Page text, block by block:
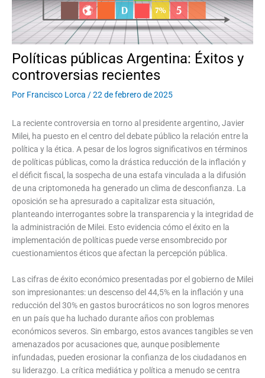
Políticas públicas Argentina: Éxitos y
controversias recientes
Por Francisco Lorca /22 de febrero de 2025
La reciente controversia en torno al presidente argentino, Javier
Milei, ha puesto en el centro del debate público la relación entre la
política y la ética. A pesar de los logros significativos en términos
de políticas públicas, como la drástica reducción de la inflación y
el déficit fiscal, la sospecha de una estafa vinculada a la difusión
de una criptomoneda ha generado un clima de desconfianza. La
oposición se ha apresurado a capitalizar esta situación,
planteando interrogantes sobre la transparencia y la integridad de
la administración de Milei. Esto evidencia cómo el éxito en la
implementación de políticas puede verse ensombrecido por
cuestionamientos éticos que afectan la percepción pública.
Las cifras de éxito económico presentadas por el gobierno de Milei
son impresionantes: un descenso del 44,5% en la inflación y una
reducción del 30% en gastos burocráticos no son logros menores
en un país que ha luchado durante años con problemas
económicos severos. Sin embargo, estos avances tangibles se ven
amenazados por acusaciones que, aunque posiblemente
infundadas, pueden erosionar la confianza de los ciudadanos en
su liderazgo. La crítica mediática y política a menudo se centra